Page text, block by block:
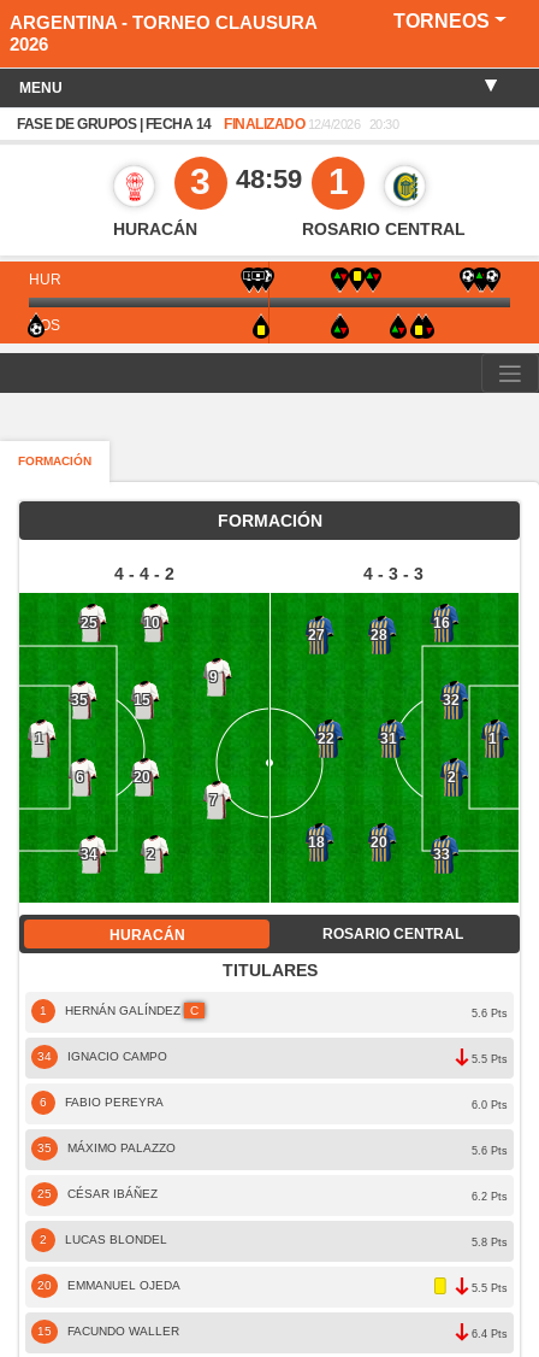
ARGENTINA - TORNEO CLAUSURA
2026
TORNEOS
MENU
FASE DE GRUPOS | FECHA 14 FINALIZADO 12/4/2026 20:30
HURACÁN
3 48:59 1
ROSARIO CENTRAL
HUR
ROS
FORMACIÓN
FORMACIÓN
4 - 4 - 2
1
25
35
6
34
10
15
20
2
9
7
4 - 3 - 3
1
16
32
2
33
28
31
20
27
22
18
HURACÁN ROSARIO CENTRAL
TITULARES
1 HERNÁN GALÍNDEZ C 5.6 Pts
34 IGNACIO CAMPO 5.5 Pts
6 FABIO PEREYRA 6.0 Pts
35 MÁXIMO PALAZZO 5.6 Pts
25 CÉSAR IBÁÑEZ 6.2 Pts
2 LUCAS BLONDEL 5.8 Pts
20 EMMANUEL OJEDA 5.5 Pts
15 FACUNDO WALLER 6.4 Pts